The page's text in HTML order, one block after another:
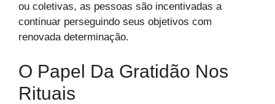
ou coletivas, as pessoas são incentivadas a
continuar perseguindo seus objetivos com
renovada determinação.
O Papel Da Gratidão Nos
Rituais